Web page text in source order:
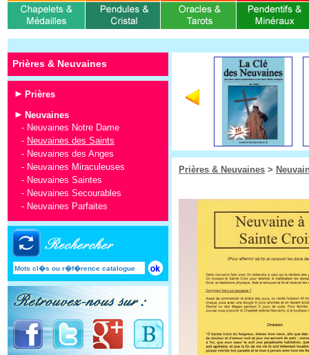
Prières & Neuvaines
Prières
Neuvaines
- Neuvaines Notre Dame
- Neuvaines des Saints
- Neuvaines des Anges
- Neuvaines Miraculeuses
- Neuvaines Saintes
- Neuvaines Secourables
- Neuvaines Parfaites
Prières & Neuvaines >